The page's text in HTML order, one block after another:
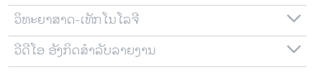
ວິທະຍາສາດ-ເທັກໂນໂລຈີ
ວີດີໂອ ອັງກິດສຳລັບລາຍງານ